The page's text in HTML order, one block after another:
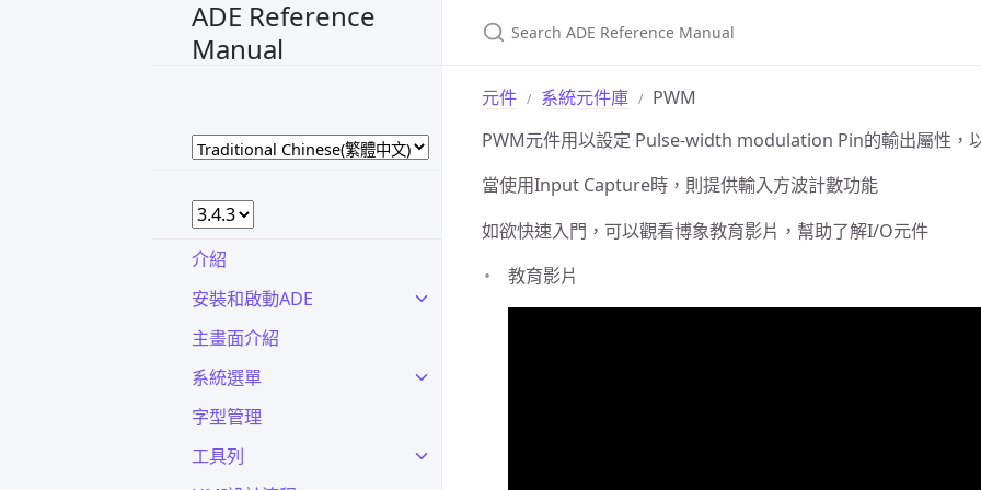
ADE Reference
Manual
介紹
安裝和啟動ADE
主畫面介紹
系統選單
字型管理
工具列
元件 系統元件庫
PWM
PWM元件用以設定 Pulse-width modulation Pin的輸出屬性，
當使用Input Capture時，則提供輸入方波計數功能
如欲快速入門，可以觀看博象教育影片，幫助了解I/O元件
教育影片